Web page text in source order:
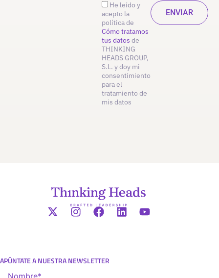
He leído y
acepto la
política de
Cómo tratamos
tus datos de
THINKING
HEADS GROUP,
S.L. y doy mi
consentimiento
para el
tratamiento de
mis datos
APÚNTATE A NUESTRA NEWSLETTER